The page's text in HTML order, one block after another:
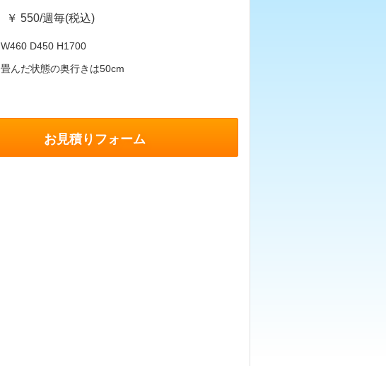
￥ 550/週毎(税込)
W460 D450 H1700
畳んだ状態の奥行きは50cm
お見積りフォーム